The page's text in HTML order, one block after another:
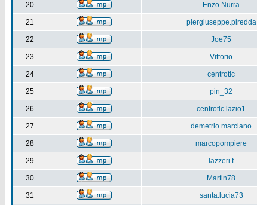
20 Enzo Nurra
21 piergiuseppe.piredda
22 Joe75
23 Vittorio
24 centrotlc
25 pin_32
26 centrotlc.lazio1
27 demetrio.marciano
28 marcopompiere
29 lazzeri.f
30 Martin78
31 santa.lucia73